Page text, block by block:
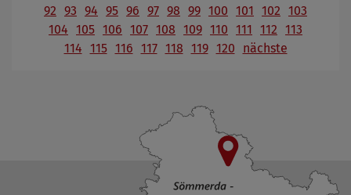
92 93 94 95 96 97 98 99 100 101 102 103
104 105 106 107 108 109 110 111 112 113
114 115 116 117 118 119 120 nächste